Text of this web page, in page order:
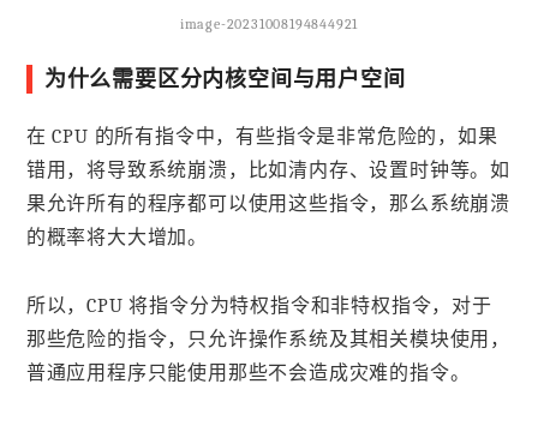
image-20231008194844921
为什么需要区分内核空间与用户空间
在 CPU 的所有指令中，有些指令是非常危险的，如果
错用，将导致系统崩溃，比如清内存、设置时钟等。如
果允许所有的程序都可以使用这些指令，那么系统崩溃
的概率将大大增加。
所以，CPU 将指令分为特权指令和非特权指令，对于
那些危险的指令，只允许操作系统及其相关模块使用，
普通应用程序只能使用那些不会造成灾难的指令。